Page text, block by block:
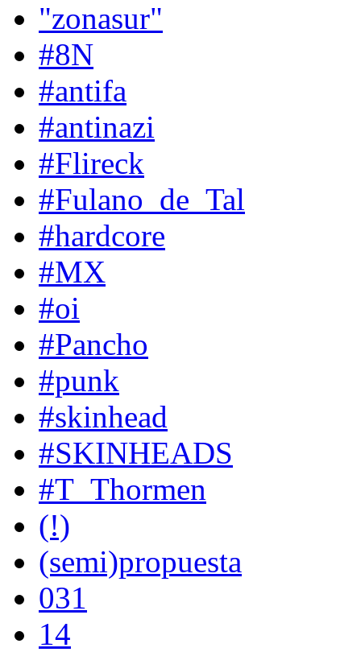
"zonasur"
#8N
#antifa
#antinazi
#Flireck
#Fulano_de_Tal
#hardcore
#MX
#oi
#Pancho
#punk
#skinhead
#SKINHEADS
#T_Thormen
(!)
(semi)propuesta
031
14